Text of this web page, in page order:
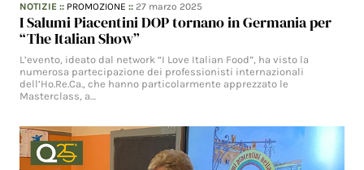
NOTIZIE :: PROMOZIONE ::27 marzo 2025
I Salumi Piacentini DOP tornano in Germania per
“The Italian Show”
L’evento, ideato dal network “I Love Italian Food”, ha visto la
numerosa partecipazione dei professionisti internazionali
dell’Ho.Re.Ca., che hanno particolarmente apprezzato le
Masterclass, a…